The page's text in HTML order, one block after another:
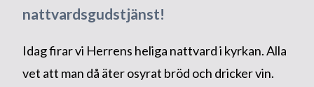
nattvardsgudstjänst!
Idag firar vi Herrens heliga nattvard i kyrkan. Alla
vet att man då äter osyrat bröd och dricker vin.